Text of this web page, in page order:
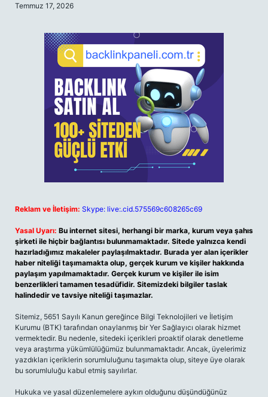
Temmuz 17, 2026
Reklam ve İletişim: Skype: live:.cid.575569c608265c69
Yasal Uyarı: Bu internet sitesi, herhangi bir marka, kurum veya şahıs
şirketi ile hiçbir bağlantısı bulunmamaktadır. Sitede yalnızca kendi
hazırladığımız makaleler paylaşılmaktadır. Burada yer alan içerikler
haber niteliği taşımamakta olup, gerçek kurum ve kişiler hakkında
paylaşım yapılmamaktadır. Gerçek kurum ve kişiler ile isim
benzerlikleri tamamen tesadüfidir. Sitemizdeki bilgiler taslak
halindedir ve tavsiye niteliği taşımazlar.
Sitemiz, 5651 Sayılı Kanun gereğince Bilgi Teknolojileri ve İletişim
Kurumu (BTK) tarafından onaylanmış bir Yer Sağlayıcı olarak hizmet
vermektedir. Bu nedenle, sitedeki içerikleri proaktif olarak denetleme
veya araştırma yükümlülüğümüz bulunmamaktadır. Ancak, üyelerimiz
yazdıkları içeriklerin sorumluluğunu taşımakta olup, siteye üye olarak
bu sorumluluğu kabul etmiş sayılırlar.
Hukuka ve yasal düzenlemelere aykırı olduğunu düşündüğünüz